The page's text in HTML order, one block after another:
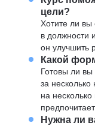
цели?
Хотите ли
в должности
он улучшить
Какой
Готовы ли вы
за
на
Нужна ли